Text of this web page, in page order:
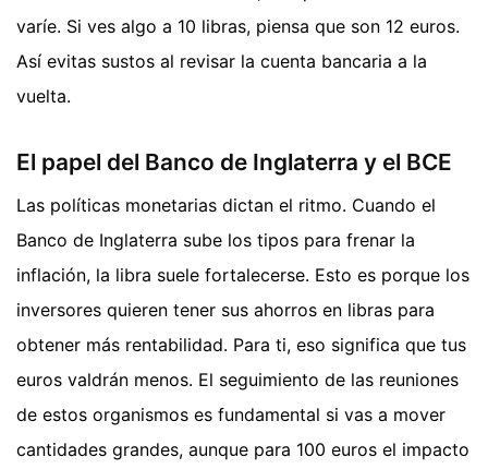
varíe. Si ves algo a 10 libras, piensa que son 12 euros.
Así evitas sustos al revisar la cuenta bancaria a la
vuelta.
El papel del Banco de Inglaterra y el BCE
Las políticas monetarias dictan el ritmo. Cuando el
Banco de Inglaterra sube los tipos para frenar la
inflación, la libra suele fortalecerse. Esto es porque los
inversores quieren tener sus ahorros en libras para
obtener más rentabilidad. Para ti, eso significa que tus
euros valdrán menos. El seguimiento de las reuniones
de estos organismos es fundamental si vas a mover
cantidades grandes, aunque para 100 euros el impacto